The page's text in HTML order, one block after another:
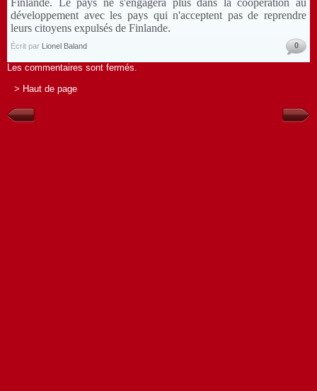
Finlande. Le pays ne s'engagera plus dans la coopération au
développement avec les pays qui n'acceptent pas de reprendre
leurs citoyens expulsés de Finlande.
Écrit par Lionel Baland 0
Les commentaires sont fermés.
> Haut de page